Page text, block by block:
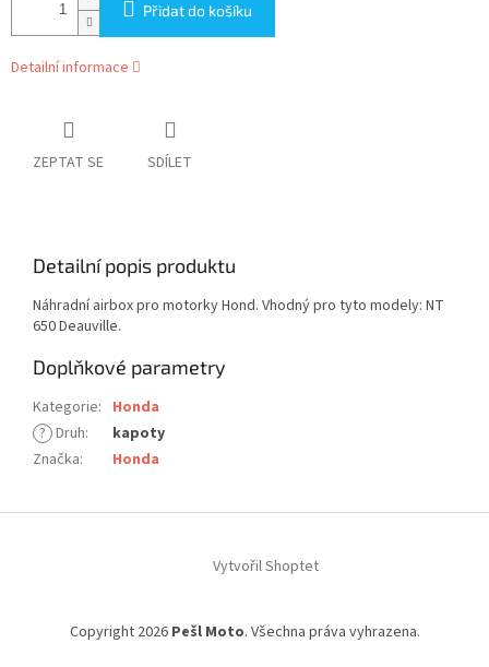
Přidat do košíku
Detailní informace
ZEPTAT SE SDÍLET
Detailní popis produktu
Náhradní airbox pro motorky Hond. Vhodný pro tyto modely: NT
650 Deauville.
Doplňkové parametry
Kategorie: Honda
? Druh:
kapoty
Značka: Honda
Vytvořil Shoptet
Copyright 2026 Pešl Moto. Všechna práva vyhrazena.